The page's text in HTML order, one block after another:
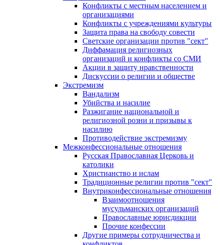
Конфликты с местным населением и
организациями
Конфликты с учреждениями культуры
Защита права на свободу совести
Светские организации против "сект"
Диффамация религиозных
организаций и конфликты со СМИ
Акции в защиту нравственности
Дискуссии о религии и обществе
Экстремизм
Вандализм
Убийства и насилие
Разжигание национальной и
религиозной розни и призывы к
насилию
Противодействие экстремизму
Межконфессиональные отношения
Русская Православная Церковь и
католики
Христианство и ислам
Традиционные религии против "сект"
Внутриконфессиональные отношения
Взаимоотношения
мусульманских организаций
Православные юрисдикции
Прочие конфессии
Другие примеры сотрудничества и